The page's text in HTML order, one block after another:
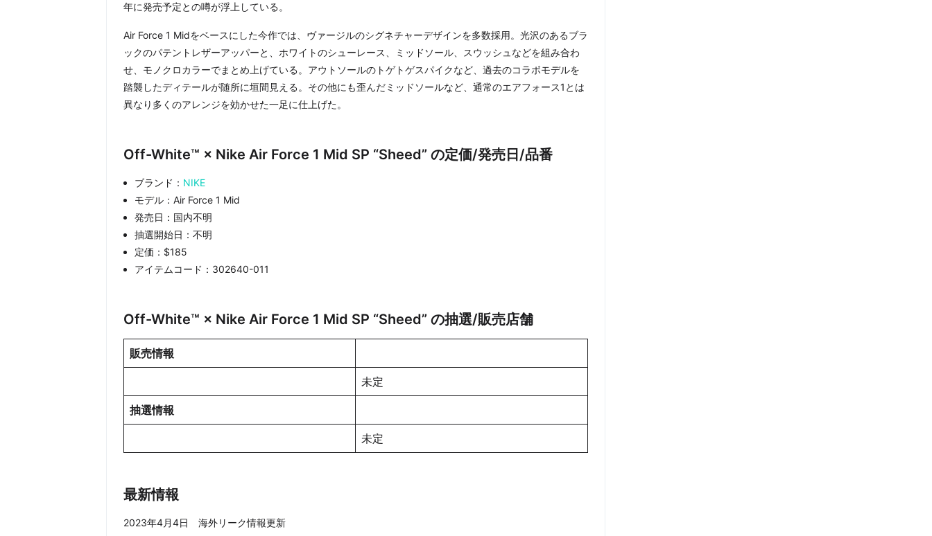
年に発売予定との噂が浮上している。
Air Force 1 Midをベースにした今作では、ヴァージルのシグネチャーデザインを多数採用。光沢のあるブラ
ックのパテントレザーアッパーと、ホワイトのシューレース、ミッドソール、スウッシュなどを組み合わ
せ、モノクロカラーでまとめ上げている。アウトソールのトゲトゲスパイクなど、過去のコラボモデルを
踏襲したディテールが随所に垣間見える。その他にも歪んだミッドソールなど、通常のエアフォース1とは
異なり多くのアレンジを効かせた一足に仕上げた。
Off-White™ × Nike Air Force 1 Mid SP “Sheed” の定価/発売日/品番
ブランド： NIKE
モデル：Air Force 1 Mid
発売日：国内不明
抽選開始日：不明
定価：$185
アイテムコード：302640-011
Off-White™ × Nike Air Force 1 Mid SP “Sheed” の抽選/販売店舗
販売情報
未定
抽選情報
未定
最新情報
2023年4月4日 海外リーク情報更新